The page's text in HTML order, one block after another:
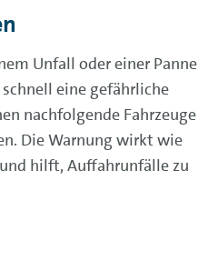
Unfall oder einer Panne
eine gefährliche
nachfolgende Fahrzeuge
Die Warnung wirkt wie
hilft, Auffahrunfälle zu